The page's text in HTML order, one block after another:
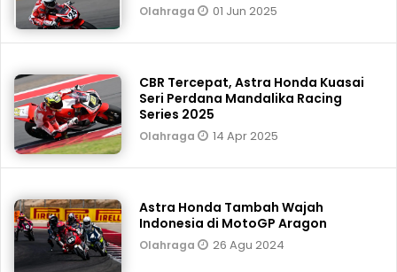
Olahraga 01 Jun 2025
CBR Tercepat, Astra Honda Kuasai
Seri Perdana Mandalika Racing
Series 2025
Olahraga 14 Apr 2025
Astra Honda Tambah Wajah
Indonesia di MotoGP Aragon
Olahraga 26 Agu 2024